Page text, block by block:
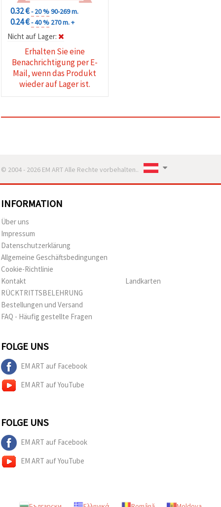
0.32 €- 20 %90-269 m.
0.24 €- 40 % 270 m. +
Nicht auf Lager:
Erhalten Sie eine
Benachrichtigung per E-
Mail, wenn das Produkt
wieder auf Lager ist.
© 2004 - 2026 EM ART Alle Rechte vorbehalten..
INFORMATION
Über uns
Impressum
Datenschutzerklärung
Allgemeine Geschäftsbedingungen
Cookie-Richtlinie
Kontakt
RÜCKTRITTSBELEHRUNG
Bestellungen und Versand
FAQ - Häufig gestellte Fragen
Landkarten
FOLGE UNS
EM ART auf Facebook
EM ART auf YouTube
FOLGE UNS
EM ART auf Facebook
EM ART auf YouTube